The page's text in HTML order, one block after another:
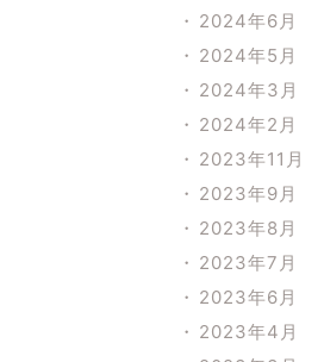
2024年6月
2024年5月
2024年3月
2024年2月
2023年11月
2023年9月
2023年8月
2023年7月
2023年6月
2023年4月